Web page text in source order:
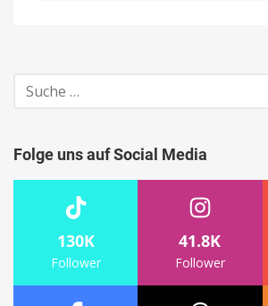
Suche
nach:
Folge uns auf Social Media
130K
Follower
41.8K
Follower